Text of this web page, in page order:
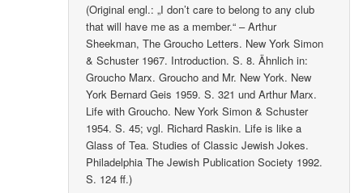
(Original engl.: „I don’t care to belong to any club
that will have me as a member.“ – Arthur
Sheekman, The Groucho Letters. New York Simon
& Schuster 1967. Introduction. S. 8. Ähnlich in:
Groucho Marx. Groucho and Mr. New York. New
York Bernard Geis 1959. S. 321 und Arthur Marx.
Life with Groucho. New York Simon & Schuster
1954. S. 45; vgl. Richard Raskin. Life is like a
Glass of Tea. Studies of Classic Jewish Jokes.
Philadelphia The Jewish Publication Society 1992.
S. 124 ff.)